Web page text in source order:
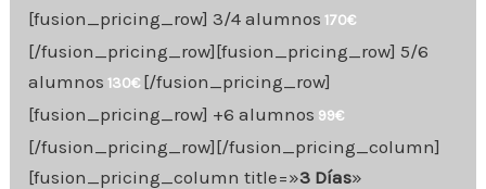
[fusion_pricing_row] 3/4 alumnos 170€
[/fusion_pricing_row][fusion_pricing_row] 5/6
alumnos 130€ [/fusion_pricing_row]
[fusion_pricing_row] +6 alumnos 99€
[/fusion_pricing_row][/fusion_pricing_column]
[fusion_pricing_column title=»3 Días»